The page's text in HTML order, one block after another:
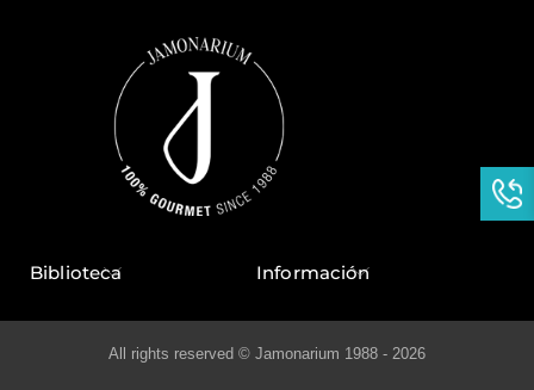
Biblioteca Información
All rights reserved © Jamonarium 1988 - 2026